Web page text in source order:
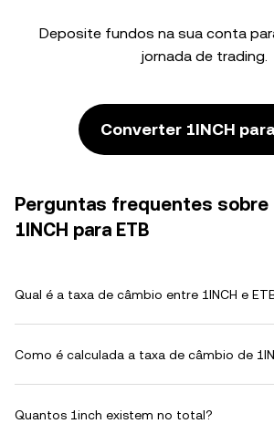
Deposite fundos na sua conta
jornada de trading.
Converter 1INCH
Perguntas frequentes sobre
1INCH para ETB
Qual é a taxa de câmbio entre 1INCH e
Como é calculada a taxa de câmbio de
Quantos 1inch existem no total?